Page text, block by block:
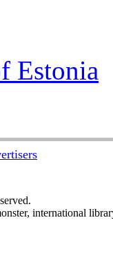
Estonia
international